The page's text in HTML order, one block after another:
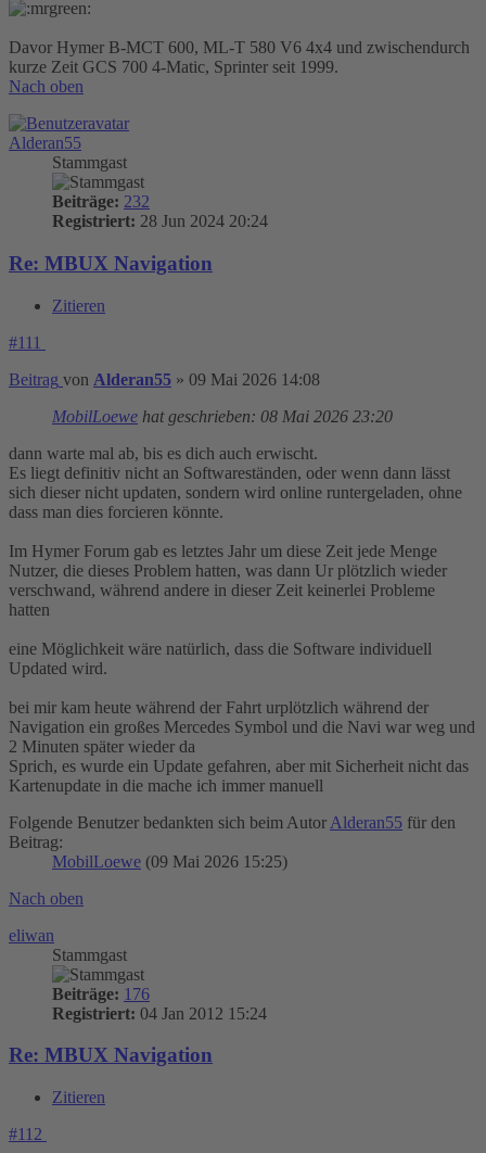
Davor Hymer B-MCT 600, ML-T 580 V6 4x4 und zwischendurch
kurze Zeit GCS 700 4-Matic, Sprinter seit 1999.
Nach oben
Alderan55
Stammgast
Beiträge: 232
Registriert: 28 Jun 2024 20:24
Re: MBUX Navigation
Zitieren
#111
Beitrag von Alderan55 » 09 Mai 2026 14:08
MobilLoewe hat geschrieben: 08 Mai 2026 23:20
dann warte mal ab, bis es dich auch erwischt.
Es liegt definitiv nicht an Softwareständen, oder wenn dann lässt
sich dieser nicht updaten, sondern wird online runtergeladen, ohne
dass man dies forcieren könnte.
Im Hymer Forum gab es letztes Jahr um diese Zeit jede Menge
Nutzer, die dieses Problem hatten, was dann Ur plötzlich wieder
verschwand, während andere in dieser Zeit keinerlei Probleme
hatten
eine Möglichkeit wäre natürlich, dass die Software individuell
Updated wird.
bei mir kam heute während der Fahrt urplötzlich während der
Navigation ein großes Mercedes Symbol und die Navi war weg und
2 Minuten später wieder da
Sprich, es wurde ein Update gefahren, aber mit Sicherheit nicht das
Kartenupdate in die mache ich immer manuell
Folgende Benutzer bedankten sich beim Autor Alderan55 für den
Beitrag:
MobilLoewe (09 Mai 2026 15:25)
Nach oben
eliwan
Stammgast
Beiträge: 176
Registriert: 04 Jan 2012 15:24
Re: MBUX Navigation
Zitieren
#112